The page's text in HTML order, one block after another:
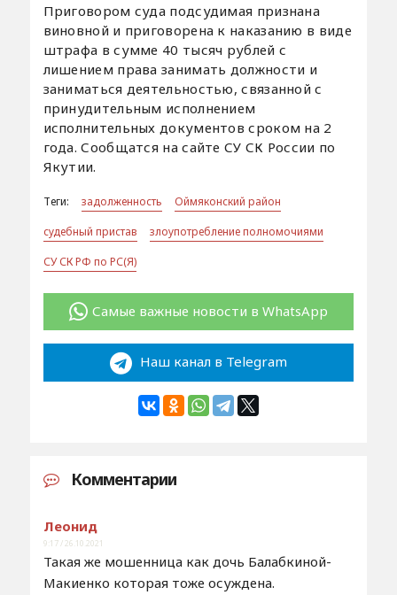
Приговором суда подсудимая признана
виновной и приговорена к наказанию в виде
штрафа в сумме 40 тысяч рублей с
лишением права занимать должности и
заниматься деятельностью, связанной с
принудительным исполнением
исполнительных документов сроком на 2
года. Сообщатся на сайте СУ СК России по
Якутии.
Теги: задолженность
Оймяконский район
судебный пристав
злоупотребление полномочиями
СУ СК РФ по РС(Я)
Самые важные новости в WhatsApp
Наш канал в Telegram
Комментарии
Леонид
9:17 / 26.10.2021
Такая же мошенница как дочь Балабкиной-
Макиенко которая тоже осуждена.